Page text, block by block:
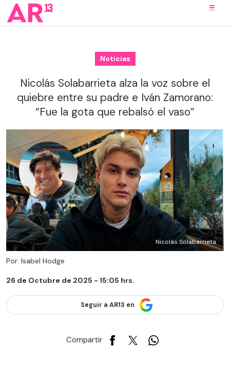
Noticias
Nicolás Solabarrieta alza la voz sobre el
quiebre entre su padre e Iván Zamorano:
“Fue la gota que rebalsó el vaso”
Nicolás Solabarrieta
Por: Isabel Hodge
26 de Octubre de 2025 - 15:05 hrs.
Seguir a AR13 en
Compartir